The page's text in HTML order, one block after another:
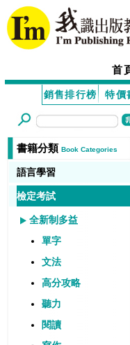
首
銷售排行榜 特價
書籍分類 Book Categories
語言學習
檢定考試
全新制多益
單字
文法
高分攻略
聽力
閱讀